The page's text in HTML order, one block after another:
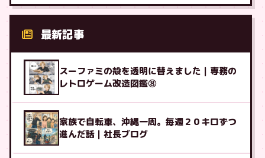
最新記事
スーファミの殻を透明に替えました｜専務の
レトロゲーム改造図鑑⑧
家族で自転車、沖縄一周。毎週２０キロずつ
進んだ話｜社長ブログ